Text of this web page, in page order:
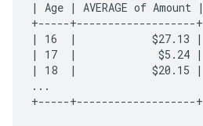
| Age | AVERAGE of Amount |
+-----+-------------------+
| 16  |            $27.13 |
| 17  |             $5.24 |
| 18  |            $20.15 |
...